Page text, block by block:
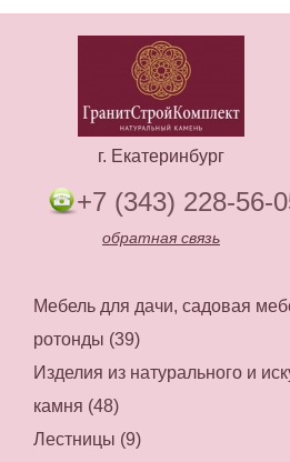
г. Екатеринбург
+7 (343) 228-56-
обратная связь
Мебель для дачи, садовая
ротонды (39)
Изделия из натурального и
камня (48)
Лестницы (9)